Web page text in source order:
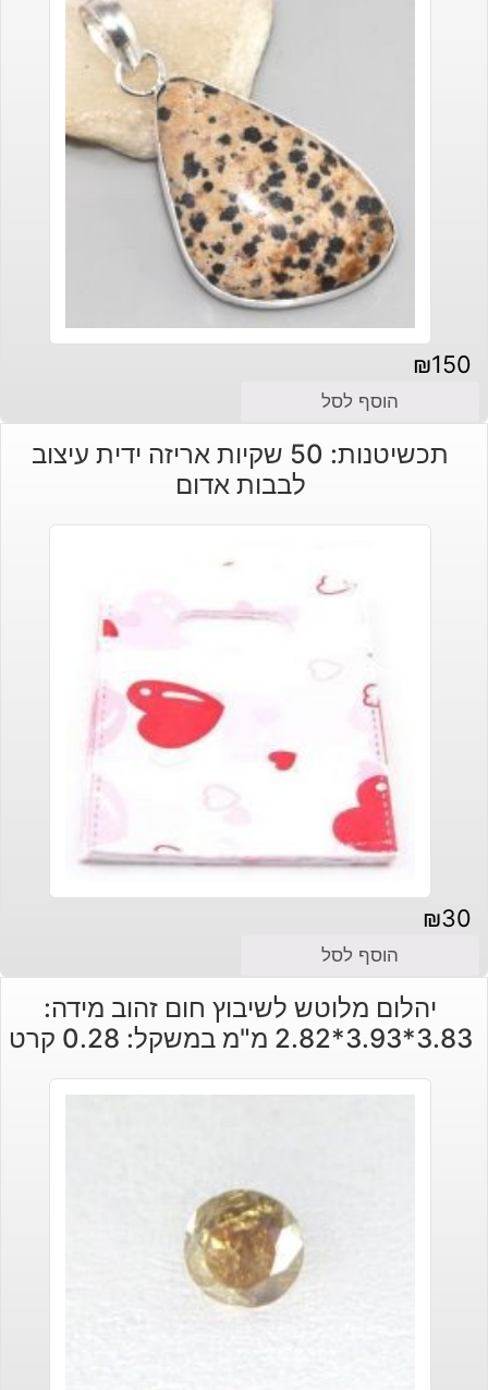
₪150
הוסף לסל
תכשיטנות: 50 שקיות אריזה ידית עיצוב
לבבות אדום
₪30
הוסף לסל
יהלום מלוטש לשיבוץ חום זהוב מידה:
3.83*3.93*2.82 מ"מ במשקל: 0.28 קרט